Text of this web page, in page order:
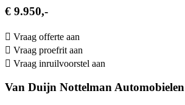
€ 9.950,-
Vraag offerte aan
Vraag proefrit aan
Vraag inruilvoorstel aan
Van Duijn Nottelman Automobielen